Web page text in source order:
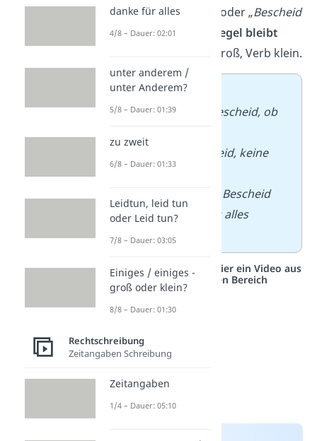
„Bescheid wissen “ oder „Bescheid
bekommen
Regel bleibt
: Nomen groß, Verb klein.
➡️Beispiele:
–Sag mir bitte Bescheid, ob
– Ich weiß Bescheid, keine
– Ich habe schon Bescheid
bekommen, dass alles
geklappt hat.
Studyflix vernetzt: Hier ein Video aus
einem anderen Bereich
danke für alles
4/8 – Dauer: 02:01
unter anderem /
unter Anderem?
5/8 – Dauer: 01:39
zu zweit
6/8 – Dauer: 01:33
Leidtun, leid tun
oder Leid tun?
7/8 – Dauer: 03:05
Einiges / einiges -
groß oder klein?
8/8 – Dauer: 01:30
Rechtschreibung
Zeitangaben Schreibung
Zeitangaben
1/4 – Dauer: 05:10